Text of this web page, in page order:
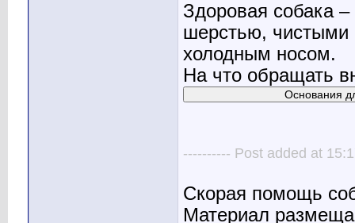
Здоровая собака
шерстью, чистыми
холодным носом.
На что обращать
---------- Post added at
Скорая помощь
Материал